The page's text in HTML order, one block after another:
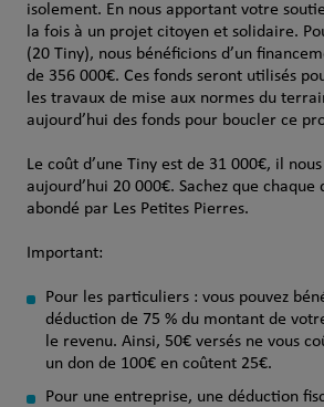
isolement. En nous apportant votre
la fois à un projet citoyen et solidaire.
(20 Tiny), nous bénéficions d’un
de 356 000€. Ces fonds seront utilisés
les travaux de mise aux normes du
aujourd’hui des fonds pour boucler ce
Le coût d’une Tiny est de 31 000€, il
aujourd’hui 20 000€. Sachez que chaque
abondé par Les Petites Pierres.
Important:
Pour les particuliers : vous pouvez
déduction de 75 % du montant de
le revenu. Ainsi, 50€ versés ne vous
un don de 100€ en coûtent 25€.
Pour une entreprise, une déduction